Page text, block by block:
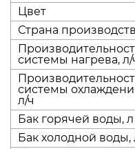
Цвет
Страна
системы нагрева, л/
системы
л/ч
Бак горячей воды, л
Бак холодной воды,